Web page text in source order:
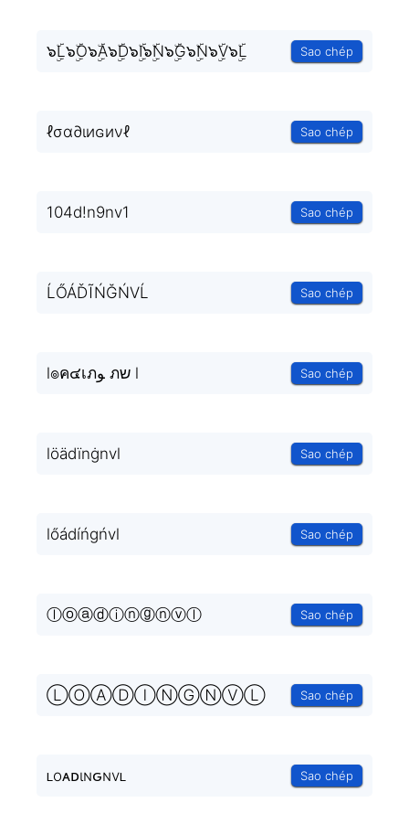
๖ۣۜL๖ۣۜO๖ۣۜA๖ۣۜD๖ۣۜI๖ۣۜN๖ۣۜG๖ۣۜN๖ۣۜV๖ۣۜL Sao chép
ℓσα∂ιиɢиνℓ Sao chép
104d!n9nv1 Sao chép
ĹŐÁĎĨŃĞŃVĹ Sao chép
l๏ค๔เภﻮ ภש l Sao chép
löädïnġnvl Sao chép
lőádíńgńvl Sao chép
ⓛⓞⓐⓓⓘⓝⓖⓝⓥⓛ Sao chép
ⓁⓄⒶⒹⒾⓃⒼⓃⓋⓁ Sao chép
ʟoᴀᴅιɴԍɴvʟ Sao chép